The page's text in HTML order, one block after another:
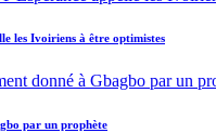
les Ivoiriens à être optimistes
par un prophète